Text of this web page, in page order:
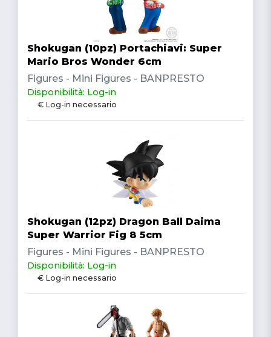
Shokugan (10pz) Portachiavi: Super
Mario Bros Wonder 6cm
Figures - Mini Figures - BANPRESTO
Disponibilità: Log-in
€ Log-in necessario
Shokugan (12pz) Dragon Ball Daima
Super Warrior Fig 8 5cm
Figures - Mini Figures - BANPRESTO
Disponibilità: Log-in
€ Log-in necessario